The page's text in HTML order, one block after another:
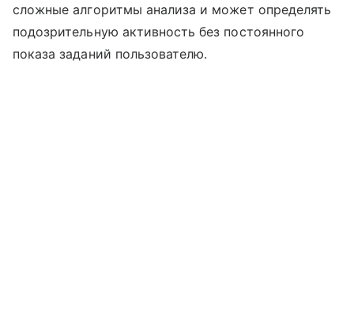
сложные алгоритмы анализа и может определять
подозрительную активность без постоянного
показа заданий пользователю.